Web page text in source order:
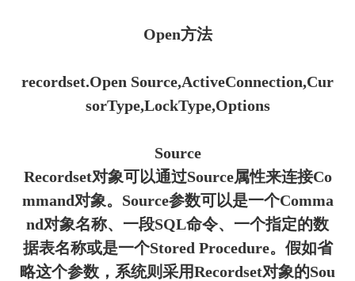
Open方法
recordset.Open Source,ActiveConnection,Cur
sorType,LockType,Options
Source
Recordset对象可以通过Source属性来连接Co
mmand对象。Source参数可以是一个Comma
nd对象名称、一段SQL命令、一个指定的数
据表名称或是一个Stored Procedure。假如省
略这个参数，系统则采用Recordset对象的Sou